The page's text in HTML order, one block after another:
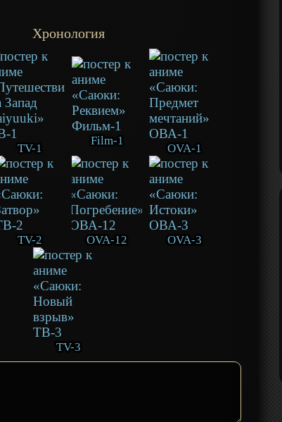
Хронология
TV-1
Film-1
OVA-1
TV-2 OVA-12 OVA-3
TV-3